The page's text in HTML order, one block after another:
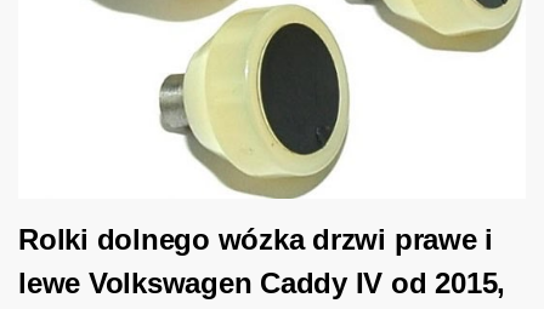
Rolki dolnego wózka drzwi prawe i
lewe Volkswagen Caddy IV od 2015,